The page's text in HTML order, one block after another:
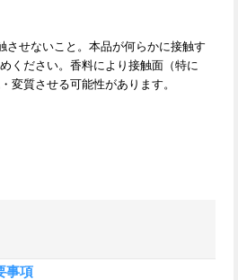
させないこと。本品が何らかに接触す
ください。香料により接触面（特に
変質させる可能性があります。
事項